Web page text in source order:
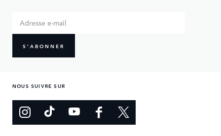
S'ABONNER
NOUS SUIVRE SUR